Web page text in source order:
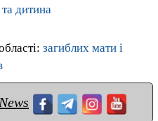
дитина
загиблих мати і